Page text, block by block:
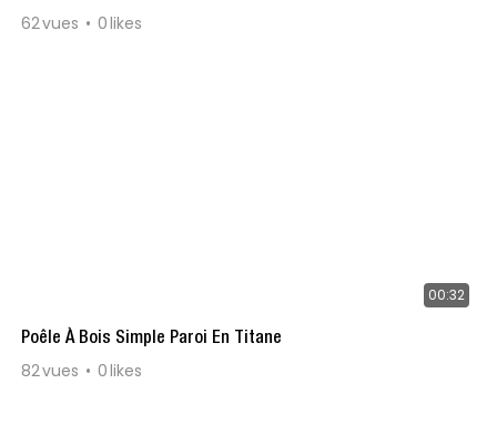
62vues 0likes
00:32
Poêle À Bois Simple Paroi En Titane
82vues 0likes